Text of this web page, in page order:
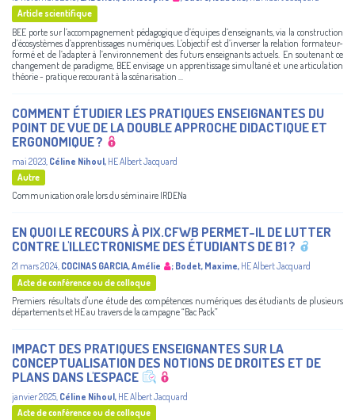
Article scientifique
BEE porte sur l’accompagnement pédagogique d’équipes d’enseignants, via la construction
d’écosystèmes d’apprentissages numériques. L’objectif est d’inverser la relation formateur-
formé et de l’adapter à l’environnement des futurs enseignants actuels. En soutenant ce
changement de paradigme, BEE envisage un apprentissage simultané et une articulation
théorie - pratique recourant à la scénarisation ...
COMMENT ÉTUDIER LES PRATIQUES ENSEIGNANTES DU
POINT DE VUE DE LA DOUBLE APPROCHE DIDACTIQUE ET
ERGONOMIQUE ?
mai 2023 Céline Nihoul, HE Albert Jacquard
Autre
Communication orale lors du séminaire IRDENa
EN QUOI LE RECOURS À PIX.CFWB PERMET-IL DE LUTTER
CONTRE L'ILLECTRONISME DES ÉTUDIANTS DE B1 ?
21 mars 2024 COCINAS GARCIA, Amélie ; Bodet, Maxime, HE Albert Jacquard
Acte de conférence ou de colloque
Premiers résultats d'une étude des compétences numériques des étudiants de plusieurs
départements et HE au travers de la campagne “Bac Pack”
IMPACT DES PRATIQUES ENSEIGNANTES SUR LA
CONCEPTUALISATION DES NOTIONS DE DROITES ET DE
PLANS DANS L'ESPACE
janvier 2025, Céline Nihoul, HE Albert Jacquard
Acte de conférence ou de colloque